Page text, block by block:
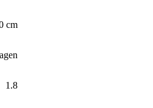
cm
1.8